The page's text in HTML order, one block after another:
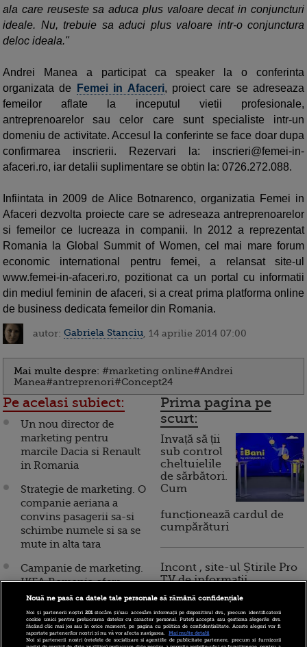
ala care reuseste sa aduca plus valoare decat in conjuncturi
ideale. Nu, trebuie sa aduci plus valoare intr-o conjunctura
deloc ideala."
Andrei Manea a participat ca speaker la o conferinta
organizata de
Femei in Afaceri, proiect care se adreseaza
femeilor aflate la inceputul vietii profesionale,
antreprenoarelor sau celor care sunt specialiste intr-un
domeniu de activitate. Accesul la conferinte se face doar dupa
confirmarea inscrierii. Rezervari la: inscrieri@femei-in-
afaceri.ro, iar detalii suplimentare se obtin la: 0726.272.088.
Infiintata in 2009 de Alice Botnarenco, organizatia Femei in
Afaceri dezvolta proiecte care se adreseaza antreprenoarelor
si femeilor ce lucreaza in companii. In 2012 a reprezentat
Romania la Global Summit of Women, cel mai mare forum
economic international pentru femei, a relansat site-ul
www.femei-in-afaceri.ro, pozitionat ca un portal cu informatii
din mediul feminin de afaceri, si a creat prima platforma online
de business dedicata femeilor din Romania.
autor: Gabriela Stanciu , 14 aprilie 2014 07:00
Mai multe despre: #marketing online#Andrei
Manea#antreprenori#Concept24
Pe acelasi subiect:
Un nou director de
marketing pentru
marcile Dacia si Renault
in Romania
Strategie de marketing. O
companie aeriana a
convins pasagerii sa-si
schimbe numele si sa se
mute in alta tara
Campanie de marketing.
IKEA Romania ofera
vouchere de cumparaturi
pentru obiectele de
mobilier si brazii de care
nu mai aveti nevoie
Prima pagina pe
scurt:
Invață să ții
sub control
cheltuielile
de sărbători.
Cum
funcționează cardul de
cumpărături
Incont , site-ul Știrile Pro
TV de informații
financiară, a devenit iBani
Nouă ne pasă ca datele tale personale să rămână confidențiale
Noi și partenerii noștri201stocăm și/sau accesăm informații pe dispozitivul dvs., precum identificatorii
cookie unici pentru prelucrarea datelor cu caracter personal. Puteți accepta sau gestiona alegerile dvs.
făcând clic mai jos sau în orice moment, pe pagina cu politica de confidențialitate. Aceste alegeri vor fi
raportate partenerilor noștri și nu vă vor afecta navigarea.
Mai multe detalii
Noi si partenerii nostri (retelele de socializare si agentiile de publicitate partenere, precum si furnizorii